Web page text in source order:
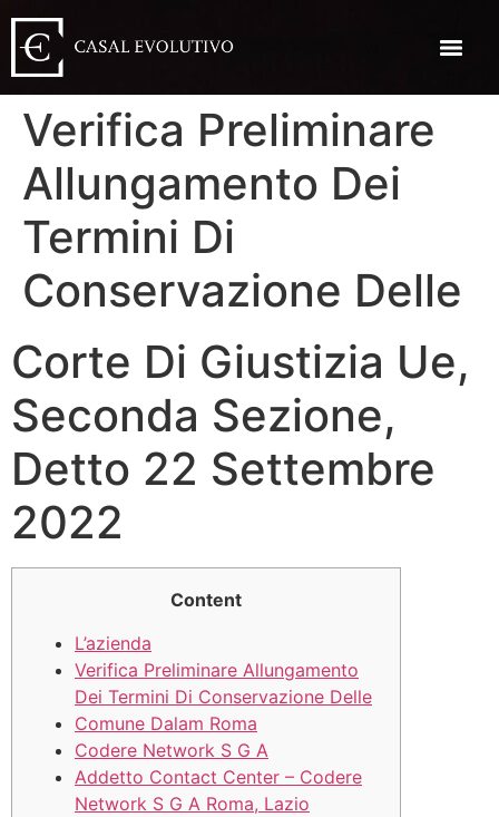
Verifica Preliminare
Allungamento Dei
Termini Di
Conservazione Delle
Corte Di Giustizia Ue,
Seconda Sezione,
Detto 22 Settembre
2022
Content
L’azienda
Verifica Preliminare Allungamento
Dei Termini Di Conservazione Delle
Comune Dalam Roma
Codere Network S G A
Addetto Contact Center – Codere
Network S G A Roma, Lazio